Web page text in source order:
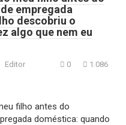
empregada
descobriu o
algo que nem eu
Editor 0 1.086
filho antes do
doméstica: quando